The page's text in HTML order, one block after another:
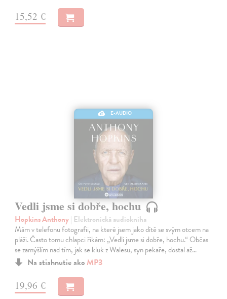
15,52 €
E-AUDIO
Vedli jsme si dobře, hochu
Hopkins Anthony| Elektronická audiokniha
Mám v telefonu fotografii, na které jsem jako dítě se svým otcem na
pláži. Často tomu chlapci říkám: „Vedli jsme si dobře, hochu.“ Občas
se zamýšlím nad tím, jak se kluk z Walesu, syn pekaře, dostal až…
Na stiahnutie ako MP3
19,96 €